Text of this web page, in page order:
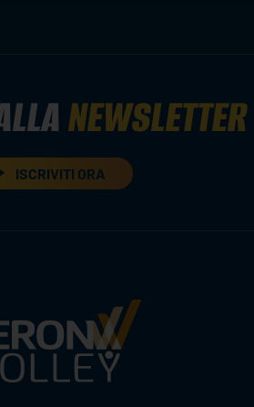
NEWSLETTER
ISCRIVITI ORA